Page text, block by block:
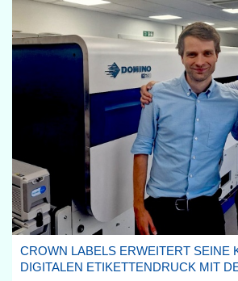
CROWN LABELS ERWEITERT SEINE
DIGITALEN ETIKETTENDRUCK MIT